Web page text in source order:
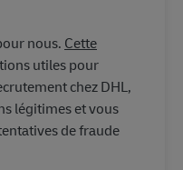
nous. Cette
utiles pour
chez DHL,
légitimes et vous
de fraude